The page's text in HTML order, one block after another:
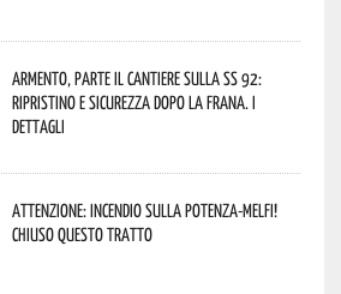
Armento, parte il cantiere sulla SS 92:
ripristino e sicurezza dopo la frana. I
dettagli
Attenzione: incendio sulla Potenza-Melfi!
Chiuso questo tratto